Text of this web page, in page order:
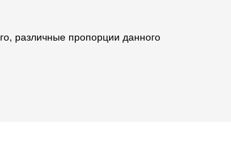
различные пропорции данного